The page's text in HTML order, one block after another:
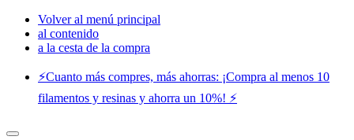
Volver al menú principal
al contenido
a la cesta de la compra
⚡️Cuanto más compres, más ahorras: ¡Compra al menos 10
filamentos y resinas y ahorra un 10%! ⚡️